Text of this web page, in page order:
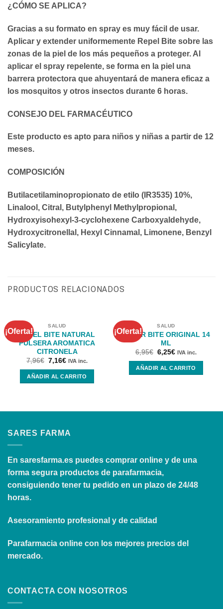
¿CÓMO SE APLICA?
Gracias a su formato en spray es muy fácil de usar.
Aplicar y extender uniformemente Repel Bite sobre las
zonas de la piel de los más pequeños a proteger. Al
aplicar el spray repelente, se forma en la piel una
barrera protectora que ahuyentará de manera eficaz a
los mosquitos y otros insectos durante 6 horas.
CONSEJO DEL FARMACÉUTICO
Este producto es apto para niños y niñas a partir de 12
meses.
COMPOSICIÓN
Butilacetilaminopropionato de etilo (IR3535) 10%,
Linalool, Citral, Butylphenyl Methylpropional,
Hydroxyisohexyl-3-cyclohexene Carboxyaldehyde,
Hydroxycitronellal, Hexyl Cinnamal, Limonene, Benzyl
Salicylate.
PRODUCTOS RELACIONADOS
¡Oferta!
SALUD
REPEL BITE NATURAL
PULSERA AROMATICA
CITRONELA
7,96€ 7,16€ IVA inc.
AÑADIR AL CARRITO
¡Oferta!
SALUD
AFTER BITE ORIGINAL 14
ML
6,95€ 6,25€ IVA inc.
AÑADIR AL CARRITO
SARES FARMA
En saresfarma.es puedes comprar online y de una
forma segura productos de parafarmacia,
consiguiendo tener tu pedido en un plazo de 24/48
horas.
Asesoramiento profesional y de calidad
Parafarmacia online con los mejores precios del
mercado.
CONTACTA CON NOSOTROS